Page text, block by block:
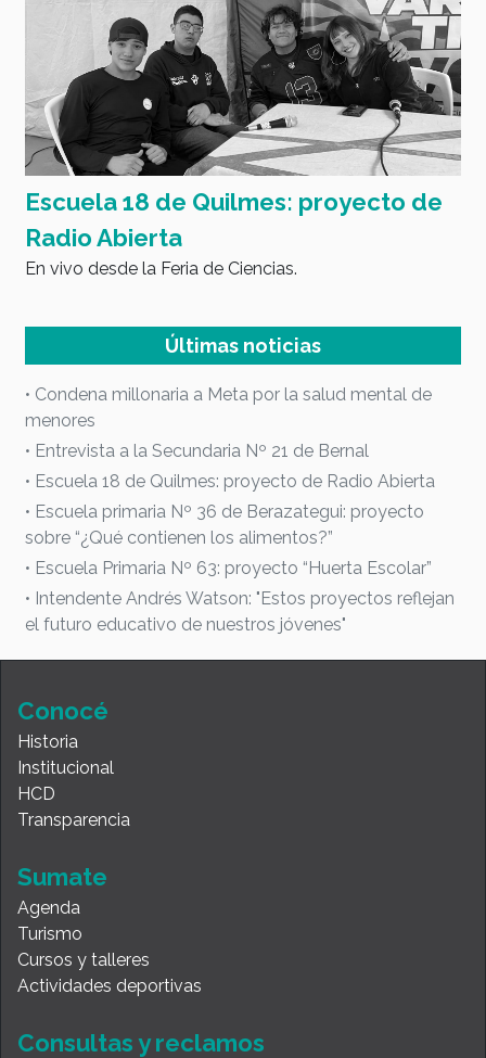
Escuela 18 de Quilmes: proyecto de
Radio Abierta
En vivo desde la Feria de Ciencias.
Últimas noticias
• Condena millonaria a Meta por la salud mental de
menores
• Entrevista a la Secundaria Nº 21 de Bernal
• Escuela 18 de Quilmes: proyecto de Radio Abierta
• Escuela primaria Nº 36 de Berazategui: proyecto
sobre “¿Qué contienen los alimentos?”
• Escuela Primaria Nº 63: proyecto “Huerta Escolar”
• Intendente Andrés Watson: "Estos proyectos reflejan
el futuro educativo de nuestros jóvenes"
Conocé
Historia
Institucional
HCD
Transparencia
Sumate
Agenda
Turismo
Cursos y talleres
Actividades deportivas
Consultas y reclamos